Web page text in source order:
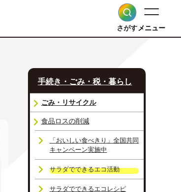
さがすメニュー
手続き・ごみ・税・暮らし
ごみ・リサイクル
食品ロスの削減
「おいしい食べきり」全国共同
キャンペーン実施中
サラダでできるエコ活動
サラダでできるエコレシピ